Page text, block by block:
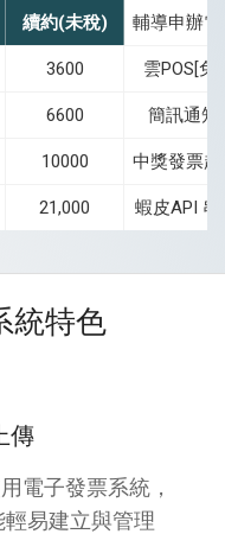
續約(未稅) 輔導申辦
3600 雲POS[
6600 簡訊通知
10000 中獎發票
21,000 蝦皮API
統特色
傳
電子發票系統，
輕易建立與管理